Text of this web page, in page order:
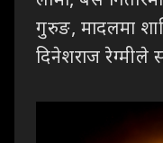
गुरुङ, मादलमा
दिनेशराज रेग्मीले